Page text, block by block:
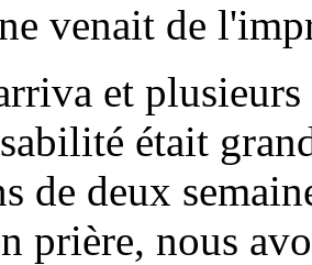
venait de
et
était
de deux
prière, nous